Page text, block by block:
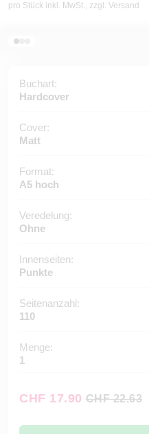
pro Stück inkl. MwSt., zzgl. Versand
Buchart:
Hardcover
Cover:
Matt
Format:
A5 hoch
Veredelung:
Ohne
Innenseiten:
Punkte
Seitenanzahl:
110
Menge:
1
CHF 17.90 CHF 22.63